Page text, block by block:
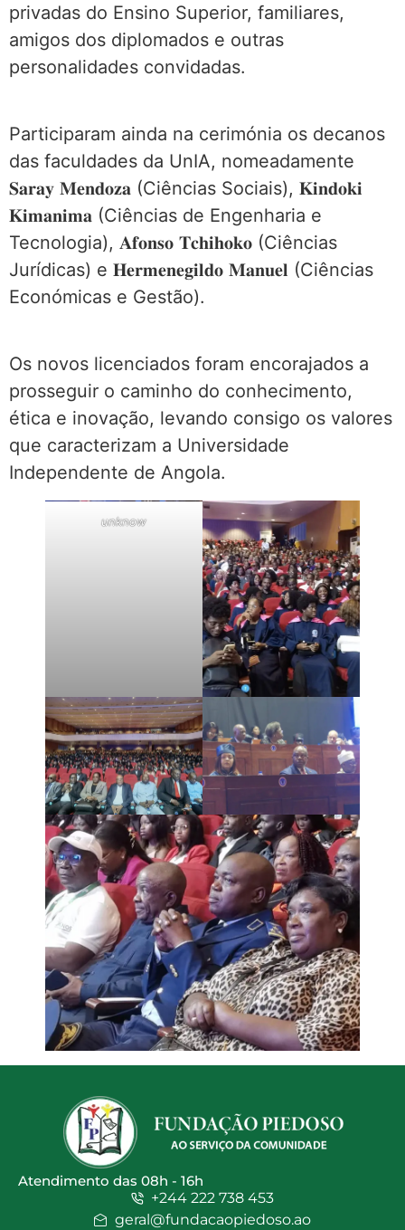
privadas do Ensino Superior, familiares,
amigos dos diplomados e outras
personalidades convidadas.
Participaram ainda na cerimónia os decanos
das faculdades da UnIA, nomeadamente
𝐒𝐚𝐫𝐚𝐲 𝐌𝐞𝐧𝐝𝐨𝐳𝐚 (Ciências Sociais), 𝐊𝐢𝐧𝐝𝐨𝐤𝐢
𝐊𝐢𝐦𝐚𝐧𝐢𝐦𝐚 (Ciências de Engenharia e
Tecnologia), 𝐀𝐟𝐨𝐧𝐬𝐨 𝐓𝐜𝐡𝐢𝐡𝐨𝐤𝐨 (Ciências
Jurídicas) e 𝐇𝐞𝐫𝐦𝐞𝐧𝐞𝐠𝐢𝐥𝐝𝐨 𝐌𝐚𝐧𝐮𝐞𝐥 (Ciências
Económicas e Gestão).
Os novos licenciados foram encorajados a
prosseguir o caminho do conhecimento,
ética e inovação, levando consigo os valores
que caracterizam a Universidade
Independente de Angola.
unknow
Atendimento das 08h - 16h
+244 222 738 453
geral@fundacaopiedoso.ao